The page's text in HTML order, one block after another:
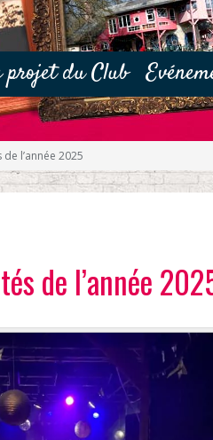
projet du Club
l’année 2025
de l’année